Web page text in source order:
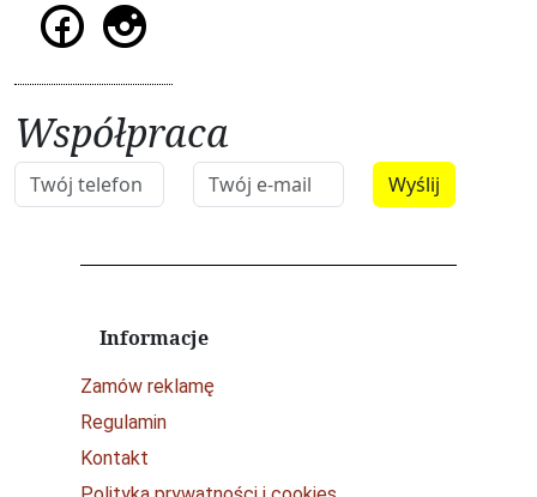
Współpraca
Informacje
Zamów reklamę
Regulamin
Kontakt